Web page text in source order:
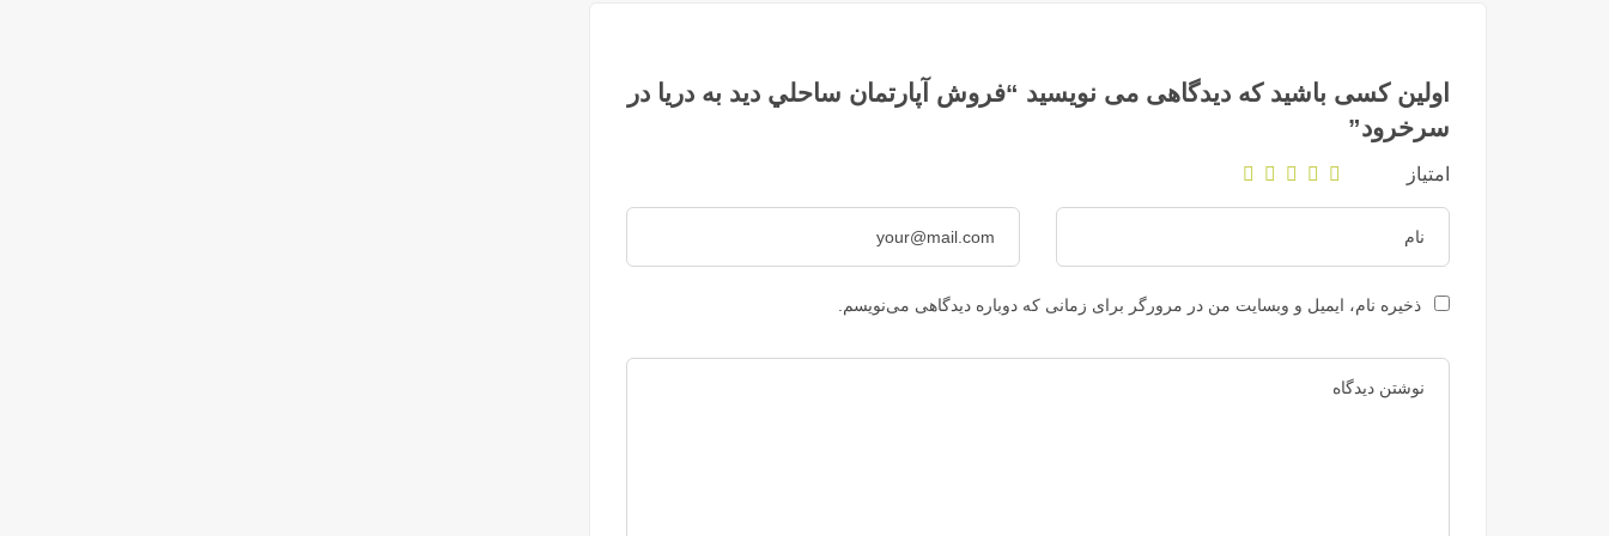
اولین کسی باشید که دیدگاهی می نویسید “فروش آپارتمان ساحلي ديد به دريا در
سرخرود”
امتیاز
ذخیره نام، ایمیل و وبسایت من در مرورگر برای زمانی که دوباره دیدگاهی می‌نویسم.